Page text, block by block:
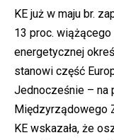
KE już w maju br.
13 proc.
energetycznej
stanowi część
Jednocześnie – na
Międzyrządowego
KE wskazała, że